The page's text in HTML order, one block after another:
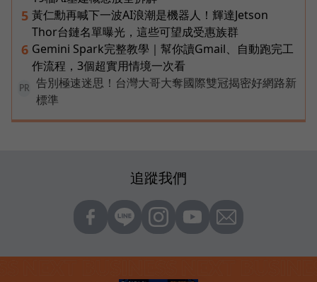
5 黃仁勳再喊下一波AI浪潮是機器人！輝達Jetson
Thor台鏈名單曝光，這些可望成受惠族群
6 Gemini Spark完整教學｜幫你讀Gmail、自動跑完工
作流程，3個超實用情境一次看
PR
告別極速迷思！台灣大哥大奪國際雙冠揭密好網路新
標準
追蹤我們